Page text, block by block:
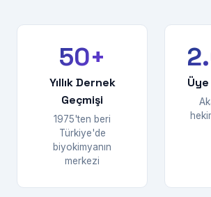
50+
Yıllık Dernek
Geçmişi
1975'ten beri
Türkiye'de
biyokimyanın
merkezi
Üye